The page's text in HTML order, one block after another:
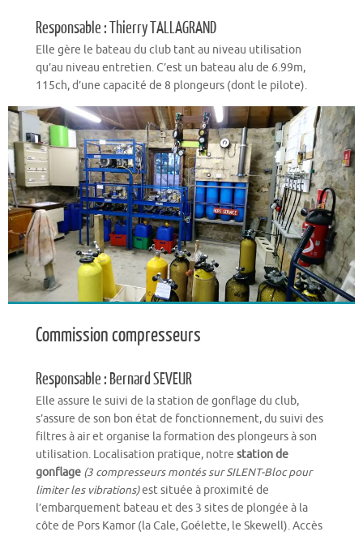
Responsable : Thierry TALLAGRAND
Elle gère le bateau du club tant au niveau utilisation
qu’au niveau entretien. C’est un bateau alu de 6.99m,
115ch, d’une capacité de 8 plongeurs (dont le pilote).
Commission compresseurs
Responsable : Bernard SEVEUR
Elle assure le suivi de la station de gonflage du club,
s’assure de son bon état de fonctionnement, du suivi des
filtres à air et organise la formation des plongeurs à son
utilisation. Localisation pratique, notrestation de
gonflage (3 compresseurs montés sur SILENT-Bloc pour
limiter les vibrations)est située à proximité de
l’embarquement bateau et des 3 sites de plongée à la
côte de Pors Kamor (la Cale, Goélette, le Skewell). Accès